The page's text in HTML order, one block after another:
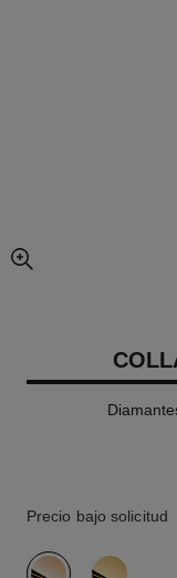
imagen agrandada
Precio bajo solicitud
variante (2)